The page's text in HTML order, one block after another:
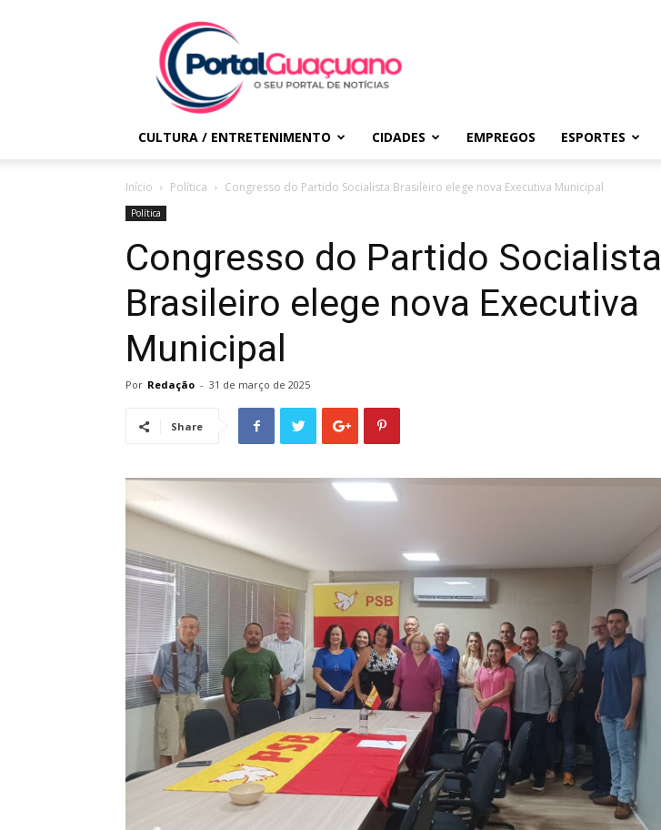
Portal
Guaçuano
CULTURA / ENTRETENIMENTO CIDADES EMPREGOS ESPORTES
Início Política Congresso do Partido Socialista Brasileiro elege nova Executiva Municipal
Política
Congresso do Partido Socialista
Brasileiro elege nova Executiva
Municipal
Por Redação - 31 de março de 2025
Share